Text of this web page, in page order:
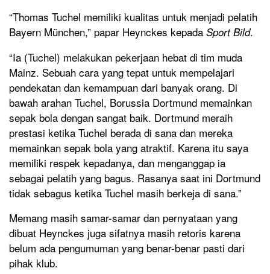
“Thomas Tuchel memiliki kualitas untuk menjadi pelatih
Bayern München,” papar Heynckes kepada Sport Bild.
“Ia (Tuchel) melakukan pekerjaan hebat di tim muda
Mainz. Sebuah cara yang tepat untuk mempelajari
pendekatan dan kemampuan dari banyak orang. Di
bawah arahan Tuchel, Borussia Dortmund memainkan
sepak bola dengan sangat baik. Dortmund meraih
prestasi ketika Tuchel berada di sana dan mereka
memainkan sepak bola yang atraktif. Karena itu saya
memiliki respek kepadanya, dan menganggap ia
sebagai pelatih yang bagus. Rasanya saat ini Dortmund
tidak sebagus ketika Tuchel masih berkeja di sana.”
Memang masih samar-samar dan pernyataan yang
dibuat Heynckes juga sifatnya masih retoris karena
belum ada pengumuman yang benar-benar pasti dari
pihak klub.